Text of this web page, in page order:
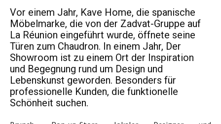
Vor einem Jahr, Kave Home, die spanische
Möbelmarke, die von der Zadvat-Gruppe auf
La Réunion eingeführt wurde, öffnete seine
Türen zum Chaudron. In einem Jahr, Der
Showroom ist zu einem Ort der Inspiration
und Begegnung rund um Design und
Lebenskunst geworden. Besonders für
professionelle Kunden, die funktionelle
Schönheit suchen.